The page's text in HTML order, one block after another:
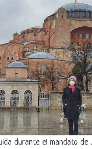
durante el mandato